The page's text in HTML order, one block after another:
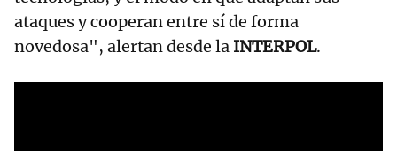
ataques y cooperan entre sí de forma
novedosa", alertan desde la INTERPOL.